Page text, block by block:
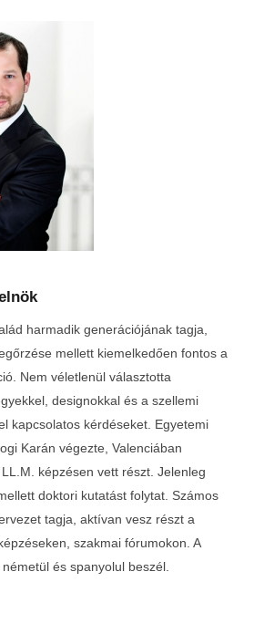
harmadik generációjának tagja,
mellett kiemelkedően fontos a
Nem véletlenül választotta
designokkal és a szellemi
kapcsolatos kérdéseket. Egyetemi
Karán végezte, Valenciában
képzésen vett részt. Jelenleg
doktori kutatást folytat. Számos
tagja, aktívan vesz részt a
szakmai fórumokon. A
és spanyolul beszél.